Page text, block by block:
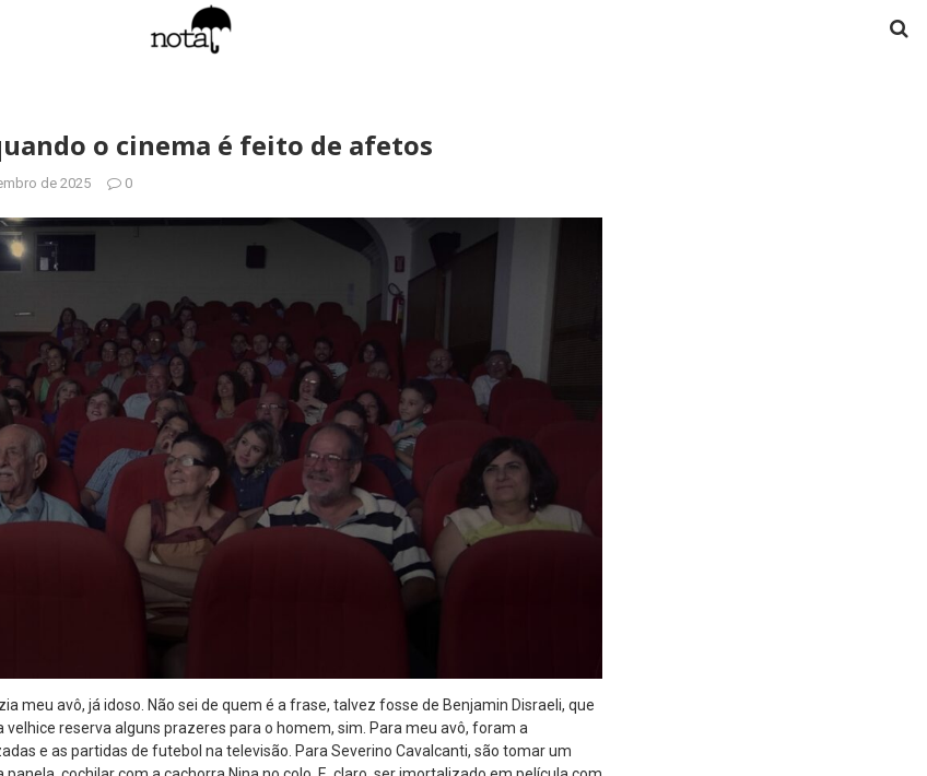
o cinema é feito de afetos
de 2025 0
meu avô, já idoso. Não sei de quem é a frase, talvez fosse de Benjamin Disraeli, que
velhice reserva alguns prazeres para o homem, sim. Para meu avô, foram a
e as partidas de futebol na televisão. Para Severino Cavalcanti, são tomar um